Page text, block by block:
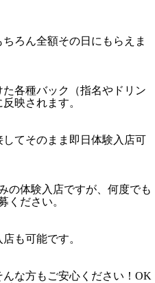
ろん全額その日にもらえま
各種バック（指名やドリン
映されます。
てそのまま即日体験入店可
の体験入店ですが、何度でも
ください。
も可能です。
な方もご安心ください！OK